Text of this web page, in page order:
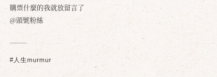
購票什麼的我就放留言了
@頭號粉絲
#人生murmur